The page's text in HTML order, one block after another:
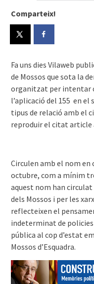
Comparteix!
Fa uns dies Vilaweb
de Mossos que sota la
organitzat per intentar
l’aplicació del 155 en el
tipus de relació amb el
reproduir el citat article
Circulen amb el nom en
octubre, com a mínim
aquest nom han
dels Mossos i per les
reflecteixen el
indeterminat de
pública al cop d’estat
Mossos d’Esquadra.